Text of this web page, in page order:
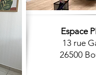
Espace
13 rue
26500